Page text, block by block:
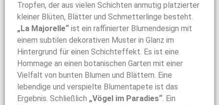
Tropfen, der aus vielen Schichten anmutig platzierter
kleiner Blüten, Blätter und Schmetterlinge besteht.
„La Majorelle“ ist ein raffinierter Blumendesign mit
einem subtilen dekorativen Muster in Glanz im
Hintergrund für einen Schichteffekt. Es ist eine
Hommage an einen botanischen Garten mit einer
Vielfalt von bunten Blumen und Blättern. Eine
lebendige und verspielte Blumentapete ist das
Ergebnis. Schließlich „Vögel im Paradies“. Ein